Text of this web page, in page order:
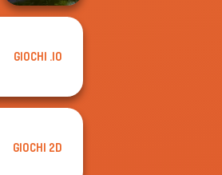
Parking Fury 3D:
GIOCHI .IO
GIOCHI 2D